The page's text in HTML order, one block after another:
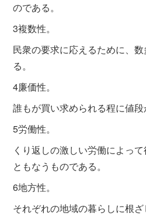
のである。
3複数性。
民衆の要求に応えるために、
る。
4廉価性。
誰もが買い求められる程に値段
5労働性。
くり返しの激しい労働によっ
ともなうものである。
6地方性。
それぞれの地域の暮らしに根ざ